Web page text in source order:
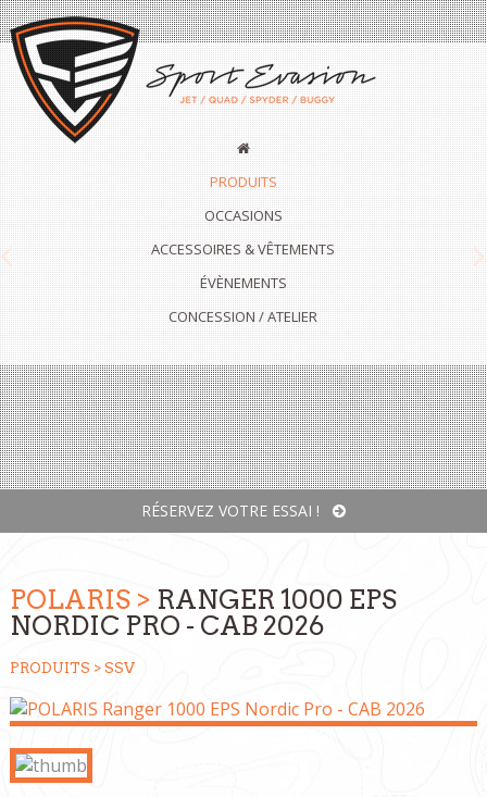
PRODUITS
OCCASIONS
ACCESSOIRES & VÊTEMENTS
ÉVÈNEMENTS
CONCESSION / ATELIER
Previous
RÉSERVEZ VOTRE ESSAI !
POLARIS > RANGER 1000 EPS
NORDIC PRO - CAB 2026
PRODUITS > SSV